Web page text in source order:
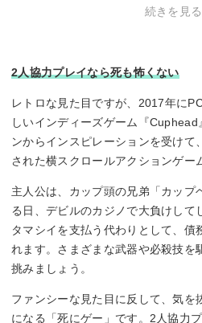
続きを見る
2人協力プレイなら死も怖くない
レトロな見た目ですが、2017年に
しいインディーズゲーム『
ンからインスピレーションを受けて
された横スクロールアクションゲー
主人公は、カップ頭の兄弟「カップ
る日、デビルのカジノで大負けして
タマシイを支払う代わりとして、債
れます。さまざまな武器や必殺技を
挑みましょう。
ファンシーな見た目に反して、気を
になる「死にゲー」です。2人協力